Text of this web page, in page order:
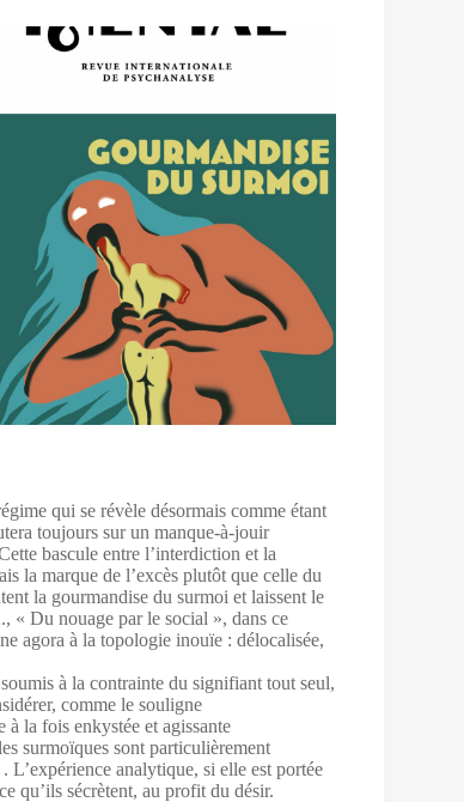
qui se révèle désormais comme étant
toujours sur un manque-à-jouir
bascule entre l’interdiction et la
la marque de l’excès plutôt que celle du
la gourmandise du surmoi et laissent le
« Du nouage par le social », dans ce
agora à la topologie inouïe : délocalisée,
à la contrainte du signifiant tout seul,
comme le souligne
la fois enkystée et agissante
surmoïques sont particulièrement
analytique, si elle est portée
qu’ils sécrètent, au profit du désir.